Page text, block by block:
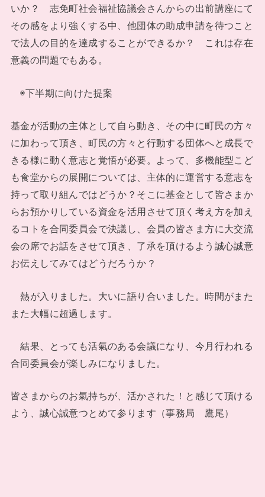
いか？ 志免町社会福祉協議会さんからの出前講座にて
その感をより強くする中、他団体の助成申請を待つこと
で法人の目的を達成することができるか？ これは存在
意義の問題でもある。
◉下半期に向けた提案
基金が活動の主体として自ら動き、その中に町民の方々
に加わって頂き、町民の方々と行動する団体へと成長で
きる様に動く意志と覚悟が必要。よって、多機能型こど
も食堂からの展開については、主体的に運営する意志を
持って取り組んではどうか？そこに基金として皆さまか
らお預かりしている資金を活用させて頂く考え方を加え
るコトを合同委員会で決議し、会員の皆さま方に大交流
会の席でお話をさせて頂き、了承を頂けるよう誠心誠意
お伝えしてみてはどうだろうか？
熱が入りました。大いに語り合いました。時間がまた
また大幅に超過します。
結果、とっても活氣のある会議になり、今月行われる
合同委員会が楽しみになりました。
皆さまからのお氣持ちが、活かされた！と感じて頂ける
よう、誠心誠意つとめて参ります（事務局 鷹尾）